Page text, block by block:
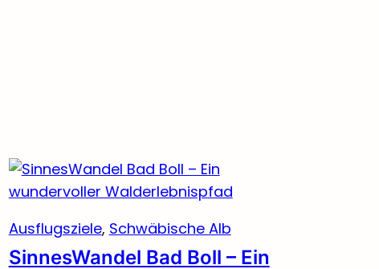
Ausflugsziele, Schwäbische Alb
SinnesWandel Bad Boll – Ein